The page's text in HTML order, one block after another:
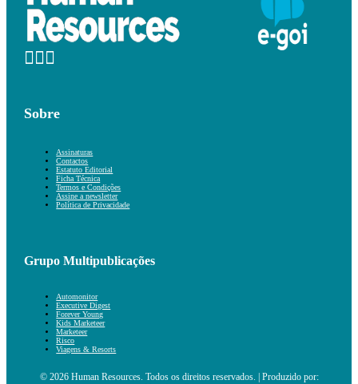
Sobre
Assinaturas
Contactos
Estatuto Editorial
Ficha Técnica
Termos e Condições
Assine a newsletter
Política de Privacidade
Grupo Multipublicações
Automonitor
Executive Digest
Forever Young
Kids Marketeer
Marketeer
Risco
Viagens & Resorts
© 2026 Human Resources. Todos os direitos reservados. | Produzido por: